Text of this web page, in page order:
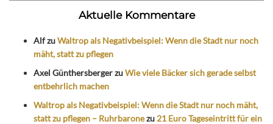
Aktuelle Kommentare
AlfzuWaltrop als Negativbeispiel: Wenn die Stadt nur noch
mäht, statt zu pflegen
Axel GünthersbergerzuWie viele Bäcker sich gerade selbst
entbehrlich machen
Waltrop als Negativbeispiel: Wenn die Stadt nur noch mäht,
statt zu pflegen – Ruhrbaronezu 21 Euro Tageseintritt für ein